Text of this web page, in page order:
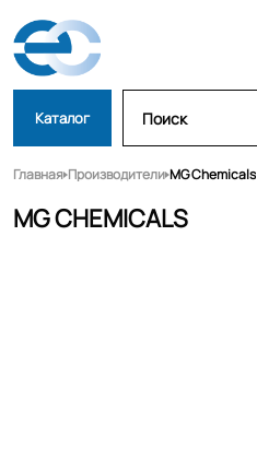
Каталог
Главная Производители MG Chemicals
MG CHEMICALS